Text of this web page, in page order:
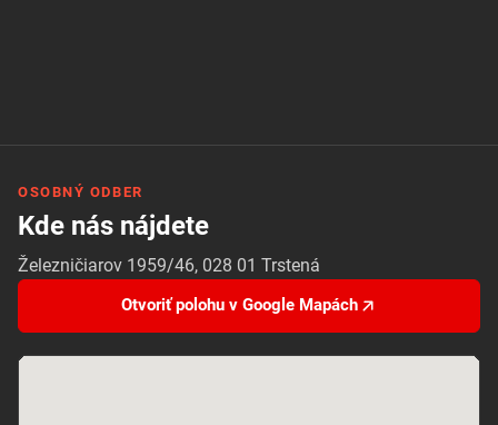
OSOBNÝ ODBER
Kde nás nájdete
Železničiarov 1959/46, 028 01 Trstená
Otvoriť polohu v Google Mapách